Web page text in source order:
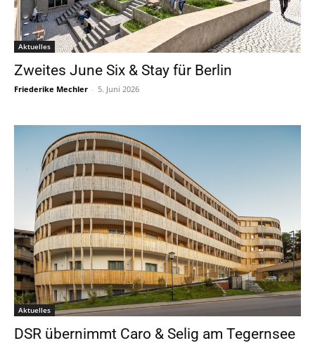
Aktuelles
Zweites June Six & Stay für Berlin
Friederike Mechler - 5. Juni 2026
Aktuelles
DSR übernimmt Caro & Selig am Tegernsee